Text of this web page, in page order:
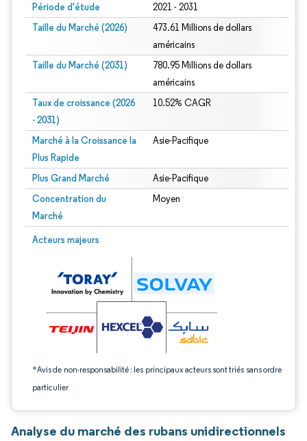
Période d'étude 2021 - 2031
Taille du Marché (2026)
473.61 Millions de dollars
américains
Taille du Marché (2031)
780.95 Millions de dollars
américains
Taux de croissance (2026
- 2031)
10.52% CAGR
Marché à la Croissance la
Plus Rapide
Asie-Pacifique
Plus Grand Marché Asie-Pacifique
Concentration du
Marché
Moyen
Acteurs majeurs
*Avis de non-responsabilité : les principaux acteurs sont triés sans ordre
particulier
Image © Mordor Intelligence. La réutilisation nécessite une attribution sous CC
Analyse du marché des rubans unidirectionnels